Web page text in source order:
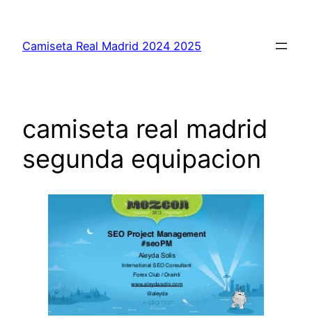
contenido
Camiseta Real Madrid 2024 2025
camiseta real madrid
segunda equipacion